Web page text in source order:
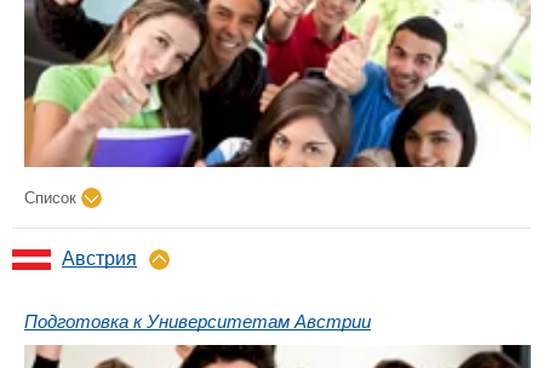
Список
Австрия
Подготовка к Университетам Австрии